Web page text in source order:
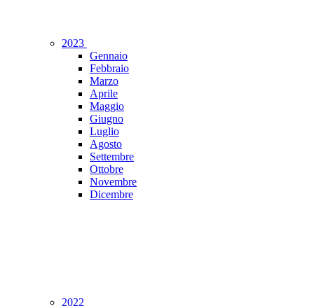
2023
Gennaio
Febbraio
Marzo
Aprile
Maggio
Giugno
Luglio
Agosto
Settembre
Ottobre
Novembre
Dicembre
2022